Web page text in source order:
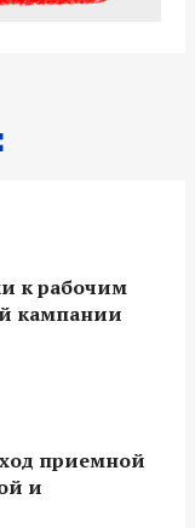
к рабочим
кампании
приемной
и